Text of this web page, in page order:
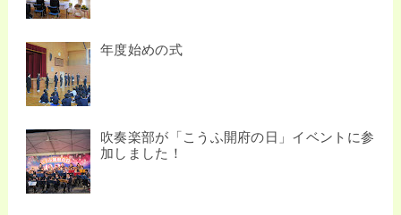
年度始めの式
吹奏楽部が「こうふ開府の日」イベントに参
加しました！